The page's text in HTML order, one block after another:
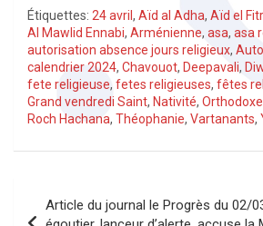
Étiquettes: 24 avril , Aïd al Adha, Aïd el Fitr
Al Mawlid Ennabi, Arménienne, asa, asa
autorisation absence jours religieux,
calendrier 2024, Chavouot, Deepavali,
fete religieuse, fetes religieuses, fêtes
Grand vendredi Saint, Nativité,
Roch Hachana, Théophanie, Vartanants,
de
Article du journal le Progrès du 02/